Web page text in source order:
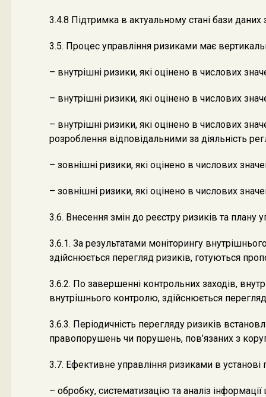
3.4.8 Підтримка в актуальному стані бази
3.5. Процес управління ризиками має
– внутрішні ризики, які оцінено в числових
– внутрішні ризики, які оцінено в числових
– внутрішні ризики, які оцінено в числових
розроблення відповідальними за діяльність
– зовнішні ризики, які оцінено в числових
– зовнішні ризики, які оцінено в числових
3.6. Внесення змін до реєстру ризиків та плану
3.6.1. За результатами моніторингу
здійснюється перегляд ризиків, готуються
3.6.2. По завершенні контрольних заходів,
внутрішнього контролю, здійснюється
3.6.3. Періодичність перегляду ризиків
правопорушень чи порушень, пов’язаних з
3.7. Ефективне управління ризиками в установі
– обробку, систематизацію та аналіз